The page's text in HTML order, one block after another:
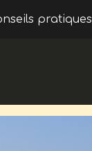
pratiques